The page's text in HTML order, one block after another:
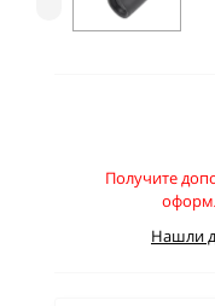
Получите
Нашли